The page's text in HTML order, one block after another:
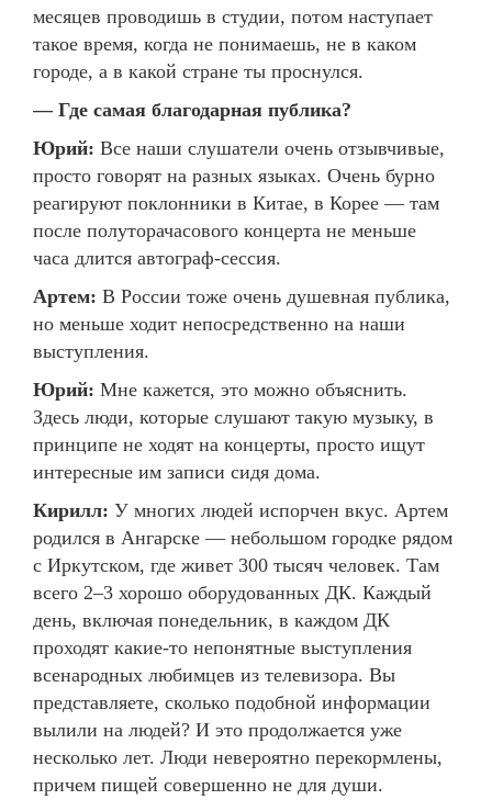
месяцев проводишь в студии, потом наступает
такое время, когда не понимаешь, не в каком
городе, а в какой стране ты проснулся.
— Где самая благодарная публика?
Юрий: Все наши слушатели очень отзывчивые,
просто говорят на разных языках. Очень бурно
реагируют поклонники в Китае, в Корее — там
после полуторачасового концерта не меньше
часа длится автограф-сессия.
Артем: В России тоже очень душевная публика,
но меньше ходит непосредственно на наши
выступления.
Юрий: Мне кажется, это можно объяснить.
Здесь люди, которые слушают такую музыку, в
принципе не ходят на концерты, просто ищут
интересные им записи сидя дома.
Кирилл: У многих людей испорчен вкус. Артем
родился в Ангарске — небольшом городке рядом
с Иркутском, где живет 300 тысяч человек. Там
всего 2–3 хорошо оборудованных ДК. Каждый
день, включая понедельник, в каждом ДК
проходят какие-то непонятные выступления
всенародных любимцев из телевизора. Вы
представляете, сколько подобной информации
вылили на людей? И это продолжается уже
несколько лет. Люди невероятно перекормлены,
причем пищей совершенно не для души.